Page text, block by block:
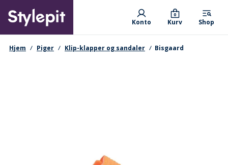
main
content
Primary departments
Konto Kurv
0
Shop
navigationssti
Hjem Piger Klip-klapper og sandaler Bisgaard